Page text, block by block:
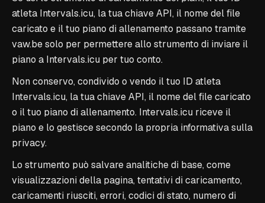
atleta Intervals.icu, la tua chiave API, il nome del file
caricato e il tuo piano di allenamento passano tramite
vaw.be solo per permettere allo strumento di inviare il
piano a Intervals.icu per tuo conto.
Non conservo, condivido o vendo il tuo ID atleta
Intervals.icu, la tua chiave API, il nome del file caricato
o il tuo piano di allenamento. Intervals.icu riceve il
piano e lo gestisce secondo la propria informativa sulla
privacy.
Lo strumento può salvare analitiche di base, come
visualizzazioni della pagina, tentativi di caricamento,
caricamenti riusciti, errori, codici di stato, numero di